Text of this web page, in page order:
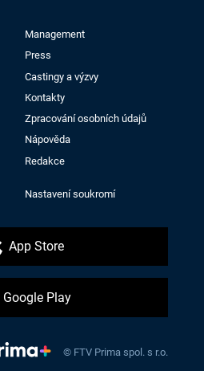
Management
Press
Castingy a výzvy
Kontakty
Zpracování osobních údajů
Nápověda
Redakce
Nastavení soukromí
App Store
Google Play
© FTV Prima spol. s r.o.